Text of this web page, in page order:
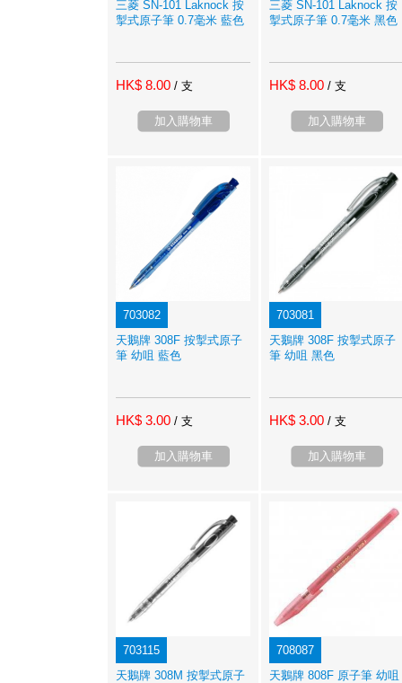
三菱 SN-101 Laknock 按
掣式原子筆 0.7毫米 藍色
HK$ 8.00 / 支
加入購物車
三菱 SN-101 Laknock 按
掣式原子筆 0.7毫米 黑色
HK$ 8.00 / 支
加入購物車
703082
天鵝牌 308F 按掣式原子
筆 幼咀 藍色
HK$ 3.00 / 支
加入購物車
703081
天鵝牌 308F 按掣式原子
筆 幼咀 黑色
HK$ 3.00 / 支
加入購物車
703115
天鵝牌 308M 按掣式原子
708087
天鵝牌 808F 原子筆 幼咀